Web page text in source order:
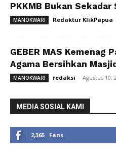
PKKMB Bukan Sekadar
MANOKWARI Redaktur KlikPapua
GEBER MAS Kemenag
Agama Bersihkan
MANOKWARI redaksi - Agustus 10,
MEDIA SOSIAL KAMI
2,365 Fans